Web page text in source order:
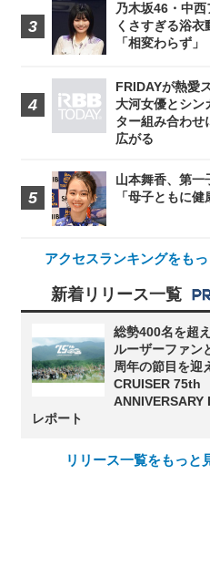
乃木坂46・中
くさすぎる浴衣
「相変わらず
FRIDAYが熱愛
大河女優とシン
ター組み合わせ
広がる
山本舞香、第一
「母子ともに健
アクセスランキングをも
新着リリース一覧
総勢400名を超
ルーザーファン
周年の節目を迎
CRUISER 75th
ANNIVERSARY
レポート
リリース一覧をもっと